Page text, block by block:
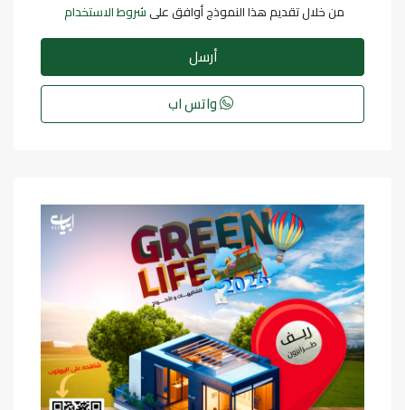
من خلال تقديم هذا النموذج أوافق على شروط الاستخدام
أرسل
واتس اب